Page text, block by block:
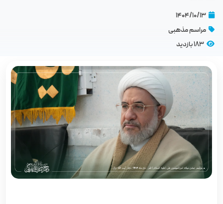
۱۴۰۴/۱۰/۱۳
مراسم مذهبى
183 بازدید